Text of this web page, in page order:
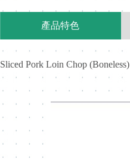
產品特色
Sliced Pork Loin Chop (Boneless)